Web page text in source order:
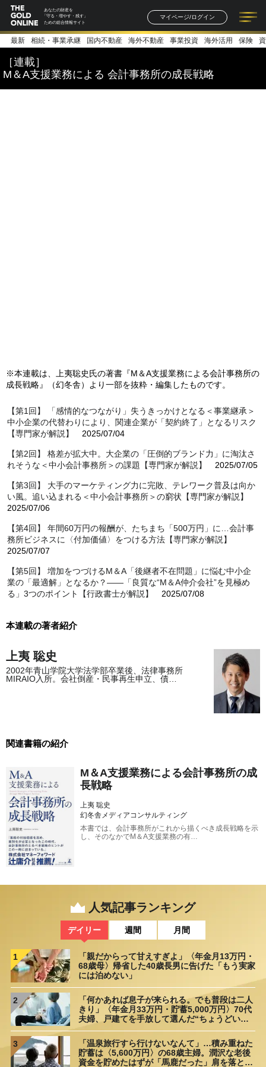
あなたの財産を
「守る・増やす・残す」
ための総合情報サイト
マイページ/ログイン
記事一覧 連載一覧
著者一覧 書籍一覧
最新 相続・事業承継 国内不動産 海外不動産 事業投資 海外活用 保険
［連載］
M＆A支援業務による 会計事務所の成長戦略
※本連載は、上夷聡史氏の著書『M＆A支援業務による会計事務所の
成長戦略』（幻冬舎）より一部を抜粋・編集したものです。
【第1回】 「感情的なつながり」失うきっかけとなる＜事業継承＞
中小企業の代替わりにより、関連企業が「契約終了」となるリスク
【専門家が解説】
2025/07/04
【第2回】 格差が拡大中。大企業の「圧倒的ブランド力」に淘汰さ
れそうな＜中小会計事務所＞の課題【専門家が解説】
2025/07/05
【第3回】 大手のマーケティング力に完敗、テレワーク普及は向か
い風。追い込まれる＜中小会計事務所＞の窮状【専門家が解説】
2025/07/06
【第4回】 年間60万円の報酬が、たちまち「500万円」に…会計事
務所ビジネスに〈付加価値〉をつける方法【専門家が解説】
2025/07/07
【第5回】 増加をつづけるM＆A「後継者不在問題」に悩む中小企
業の「最適解」となるか？――「良質な“M＆A仲介会社”を見極め
る」3つのポイント【行政書士が解説】
2025/07/08
本連載の著者紹介
上夷 聡史
2002年青山学院大学法学部卒業後、法律事務所
MIRAIO入所。会社倒産・民事再生申立、債…
関連書籍の紹介
M＆A支援業務による会計事務所の成
長戦略
上夷 聡史
幻冬舎メディアコンサルティング
本書では、会計事務所がこれから描くべき成長戦略を示
し、そのなかでM＆A支援業務の有…
人気記事ランキング
デイリー 週間 月間
1
「親だからって甘えすぎよ」〈年金月13万円・
68歳母〉帰省した40歳長男に告げた「もう実家
には泊めない」
2
「何かあれば息子が来られる。でも普段は二人
きり」〈年金月33万円・貯蓄5,000万円〉70代
夫婦、戸建てを手放して選んだ“ちょうどいい
距離”
3
「温泉旅行すら行けないなんて」…積み重ねた
貯蓄は〈5,600万円〉の68歳主婦。潤沢な老後
資金を貯めたはずが「馬鹿だった」肩を落とす